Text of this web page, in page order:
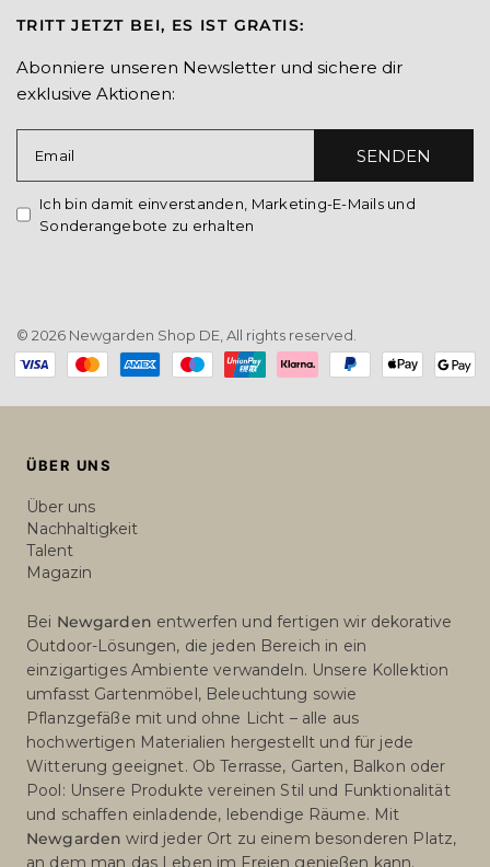
TRITT JETZT BEI, ES IST GRATIS:
Abonniere unseren Newsletter und sichere dir
exklusive Aktionen:
Email SENDEN
Ich bin damit einverstanden, Marketing-E-Mails und
Sonderangebote zu erhalten
© 2026 Newgarden Shop DE, All rights reserved.
Payment
methods
ÜBER UNS
Über uns
Nachhaltigkeit
Talent
Magazin
Bei Newgarden entwerfen und fertigen wir dekorative
Outdoor-Lösungen, die jeden Bereich in ein
einzigartiges Ambiente verwandeln. Unsere Kollektion
umfasst Gartenmöbel, Beleuchtung sowie
Pflanzgefäße mit und ohne Licht – alle aus
hochwertigen Materialien hergestellt und für jede
Witterung geeignet. Ob Terrasse, Garten, Balkon oder
Pool: Unsere Produkte vereinen Stil und Funktionalität
und schaffen einladende, lebendige Räume. Mit
Newgarden wird jeder Ort zu einem besonderen Platz,
an dem man das Leben im Freien genießen kann.